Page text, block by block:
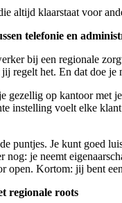
altijd klaarstaat voor
telefonie en
bij een regionale
regelt het. En dat doe je
gezellig op kantoor met
instelling voelt elke
puntjes. Je kunt goed
nog: je neemt
open. Kortom: jij bent
regionale roots